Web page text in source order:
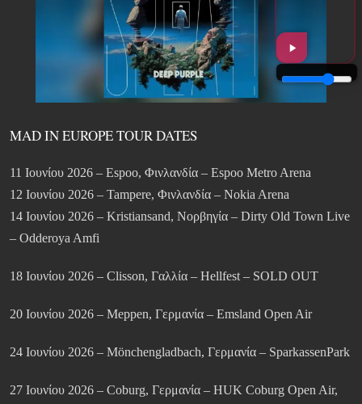
MAD IN EUROPE TOUR DATES
11 Ιουνίου 2026 – Espoo, Φινλανδία – Espoo Metro Arena
12 Ιουνίου 2026 – Tampere, Φινλανδία – Nokia Arena
14 Ιουνίου 2026 – Kristiansand, Νορβηγία – Dirty Old Town Live
– Odderoya Amfi
18 Ιουνίου 2026 – Clisson, Γαλλία – Hellfest – SOLD OUT
20 Ιουνίου 2026 – Meppen, Γερμανία – Emsland Open Air
24 Ιουνίου 2026 – Mönchengladbach, Γερμανία – SparkassenPark
27 Ιουνίου 2026 – Coburg, Γερμανία – HUK Coburg Open Air,